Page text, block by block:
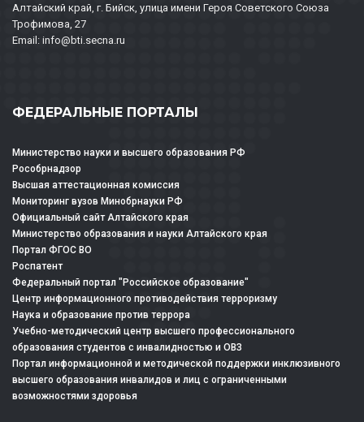
Алтайский край, г. Бийск, улица имени Героя Советского Союза
Трофимова, 27
Email: info@bti.secna.ru
ФЕДЕРАЛЬНЫЕ ПОРТАЛЫ
Министерство науки и высшего образования РФ
Рособрнадзор
Высшая аттестационная комиссия
Мониторинг вузов Минобрнауки РФ
Официальный сайт Алтайского края
Министерство образования и науки Алтайского края
Портал ФГОС ВО
Роспатент
Федеральный портал "Российское образование"
Центр информационного противодействия терроризму
Наука и образование против террора
Учебно-методический центр высшего профессионального
образования студентов с инвалидностью и ОВЗ
Портал информационной и методической поддержки инклюзивного
высшего образования инвалидов и лиц с ограниченными
возможностями здоровья